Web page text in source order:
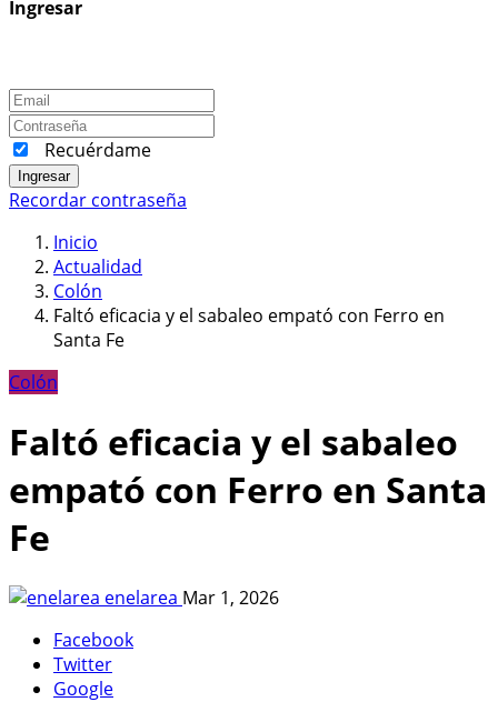
Ingresar
Recuérdame
Ingresar
Recordar contraseña
Inicio
Actualidad
Colón
Faltó eficacia y el sabaleo empató con Ferro en
Santa Fe
Colón
Faltó eficacia y el sabaleo
empató con Ferro en Santa
Fe
enelarea Mar 1, 2026
Facebook
Twitter
Google